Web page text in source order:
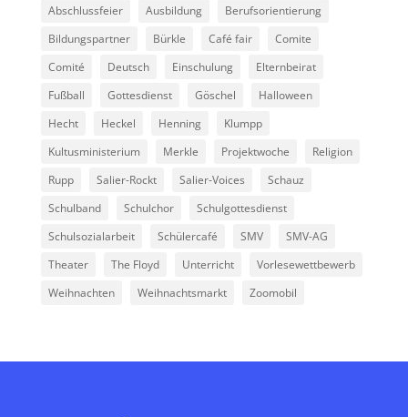
Abschlussfeier
Ausbildung
Berufsorientierung
Bildungspartner
Bürkle Café fair
Comite
Comité
Deutsch Einschulung
Elternbeirat
Fußball
Gottesdienst Göschel
Halloween
Hecht
Heckel Henning
Klumpp
Kultusministerium
Merkle Projektwoche
Religion
Rupp
Salier-Rockt Salier-Voices
Schauz
Schulband
Schulchor
Schulgottesdienst
Schulsozialarbeit
Schülercafé SMV
SMV-AG
Theater
The Floyd Unterricht
Vorlesewettbewerb
Weihnachten
Weihnachtsmarkt Zoomobil